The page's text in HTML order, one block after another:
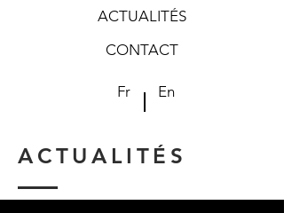
ACTUALITÉS
CONTACT
En
Fr
ACTUALITÉS